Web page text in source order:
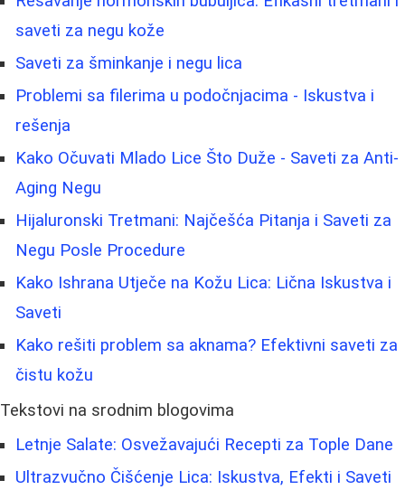
saveti za negu kože
Saveti za šminkanje i negu lica
Problemi sa filerima u podočnjacima - Iskustva i
rešenja
Kako Očuvati Mlado Lice Što Duže - Saveti za Anti-
Aging Negu
Hijaluronski Tretmani: Najčešća Pitanja i Saveti za
Negu Posle Procedure
Kako Ishrana Utječe na Kožu Lica: Lična Iskustva i
Saveti
Kako rešiti problem sa aknama? Efektivni saveti za
čistu kožu
Tekstovi na srodnim blogovima
Letnje Salate: Osvežavajući Recepti za Tople Dane
Ultrazvučno Čišćenje Lica: Iskustva, Efekti i Saveti